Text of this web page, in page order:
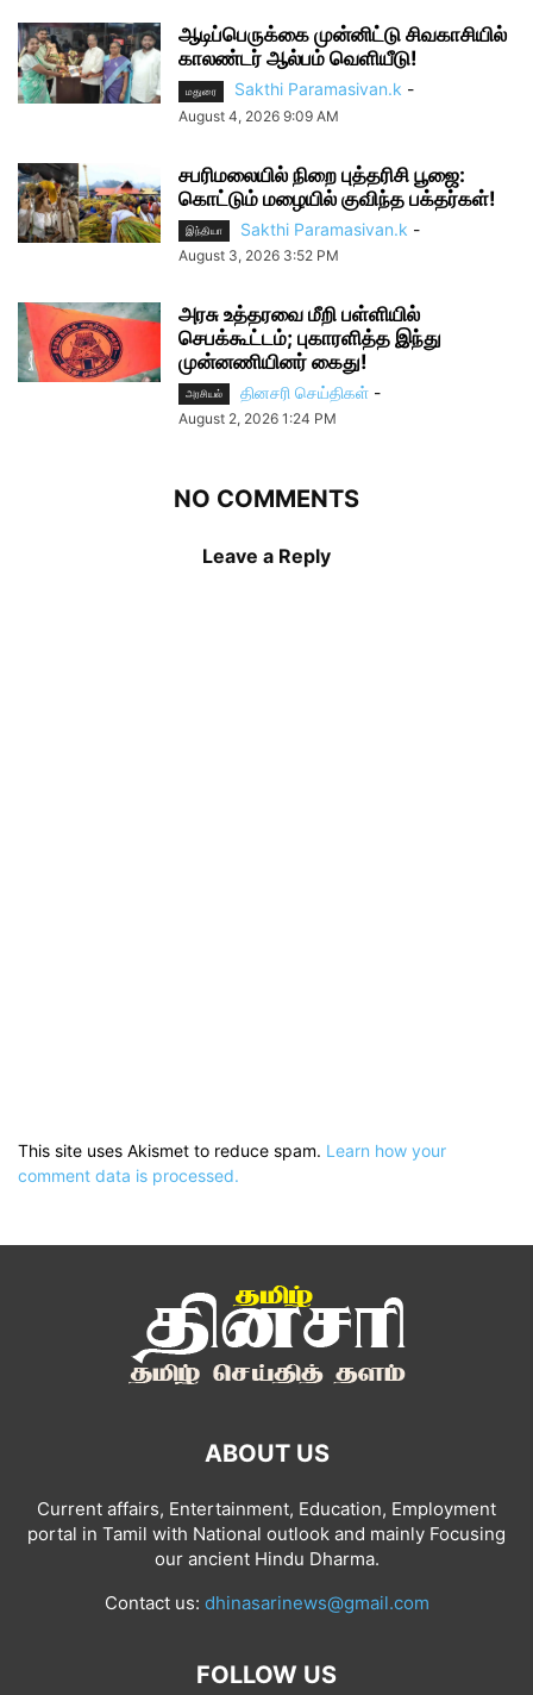
ஆடிப்பெருக்கை முன்னிட்டு சிவகாசியில்
காலண்டர் ஆல்பம் வெளியீடு!
மதுரை Sakthi Paramasivan.k -
August 4, 2026 9:09 AM
சபரிமலையில் நிறை புத்தரிசி பூஜை:
கொட்டும் மழையில் குவிந்த பக்தர்கள்!
இந்தியா Sakthi Paramasivan.k -
August 3, 2026 3:52 PM
அரசு உத்தரவை மீறி பள்ளியில்
செபக்கூட்டம்; புகாரளித்த இந்து
முன்னணியினர் கைது!
அரசியல் தினசரி செய்திகள் -
August 2, 2026 1:24 PM
NO COMMENTS
Leave a Reply
This site uses Akismet to reduce spam. Learn how your
comment data is processed.
ABOUT US
Current affairs, Entertainment, Education, Employment
portal in Tamil with National outlook and mainly Focusing
our ancient Hindu Dharma.
Contact us: dhinasarinews@gmail.com
FOLLOW US